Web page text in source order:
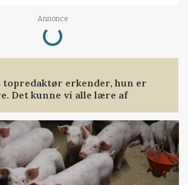
Annonce
Loading...
topredaktør erkender, hun er
Det kunne vi alle lære af